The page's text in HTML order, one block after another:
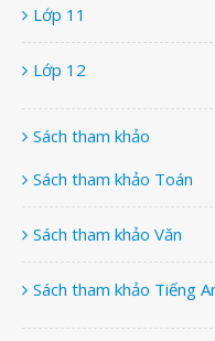
Lớp 11
Lớp 12
Sách tham khảo
Sách tham khảo Toán
Sách tham khảo Văn
Sách tham khảo Tiếng